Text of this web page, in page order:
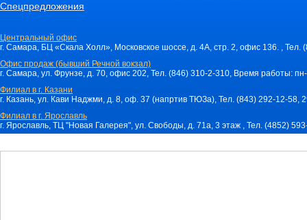
Спецпредложения
Центральный офис
г. Самара, БЦ «Скала Холл», Московское шоссе, д. 4А, стр. 2, офис 136. ,
Офис продаж (бывший Речной вокзал)
г. Самара, ул. Фрунзе, д. 70, офис 202, Тел. (846) 310-2-310, Время работы:
Филиал в г. Казани
г. Казань, ул. Кави Наджми, д. 8, оф. 37 (напртив ТЮЗа), Тел. (843) 292-12-
Филиал в г. Ярославль
г. Ярославль, ТЦ "Новая Галерея", ул. Свободы, д. 71a, 3 этаж , Тел. (4852)